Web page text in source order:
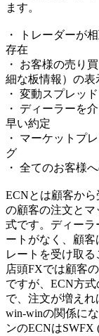
ます。
・ トレーダーが
存在
・ お客様の売り
細な板情報）の表
・ 変動スプレッド
・ ディーラーを
早い約定
・ マーケットプ
グ
・ 全てのお客様
ECNとは顧客か
の顧客の注文と
式です。ディーラ
ートがなく、顧
レートを受け取
店頭FXでは顧客
ですが、ECN方
で、注文が増え
win-winの関係に
ンのECNはSWFX